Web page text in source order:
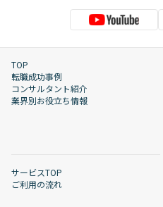
TOP
転職成功事例
コンサルタント紹介
業界別お役立ち情報
サービスTOP
ご利用の流れ